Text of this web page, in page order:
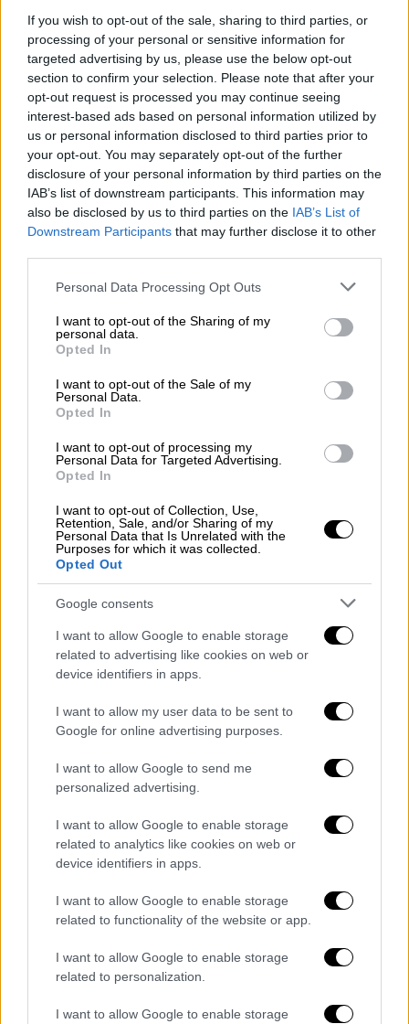
If you wish to opt-out of the sale, sharing to third parties, or
processing of your personal or sensitive information for
targeted advertising by us, please use the below opt-out
section to confirm your selection. Please note that after your
opt-out request is processed you may continue seeing
interest-based ads based on personal information utilized by
us or personal information disclosed to third parties prior to
your opt-out. You may separately opt-out of the further
disclosure of your personal information by third parties on the
IAB’s list of downstream participants. This information may
also be disclosed by us to third parties on the IAB’s List of
Downstream Participants that may further disclose it to other
Please note that this website/app uses one or more Google
not limited to your visit or usage behaviour. You may click to
grant or deny consent to Google and its third-party tags to
use your data for below specified purposes in below Google
consent section.
Personal Data Processing Opt Outs
I want to opt-out of the Sharing of my
personal data.
Opted In
I want to opt-out of the Sale of my
Personal Data.
Opted In
I want to opt-out of processing my
Personal Data for Targeted Advertising.
Opted In
I want to opt-out of Collection, Use,
Retention, Sale, and/or Sharing of my
Personal Data that Is Unrelated with the
Purposes for which it was collected.
Opted Out
Google consents
I want to allow Google to enable storage
related to advertising like cookies on web or
device identifiers in apps.
I want to allow my user data to be sent to
Google for online advertising purposes.
I want to allow Google to send me
personalized advertising.
I want to allow Google to enable storage
related to analytics like cookies on web or
device identifiers in apps.
I want to allow Google to enable storage
related to functionality of the website or app.
I want to allow Google to enable storage
related to personalization.
I want to allow Google to enable storage
εκδηλώσουν εγκαίρως το ενδιαφέρον τους,
καθώς οι διαθέσιμες θέσεις είναι
περιορισμένες
Ελλάδα|03.03.2026 20:49
ΥΠΕΞ: Με λεωφορεία μέσω Αιγύπτου η
αποχώρηση Ελλήνων από το Ισραήλ
Τα δρομολόγια είναι προγραμματισμένα για
Μαρτίου
Πολιτική|05.12.2025 18:16
«Παράνομο το τουρκολιβυκό μνημόνιο» -
Στο επίκεντρο οι σχέσεις Αθήνας-
Τρίπολης
«Στόχος μια Μεσόγειος σταθερότητας και
ευημερίας»